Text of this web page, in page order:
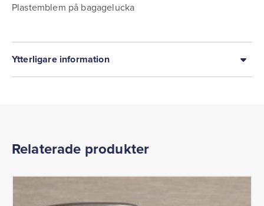
Plastemblem på bagagelucka
Ytterligare information
Relaterade produkter